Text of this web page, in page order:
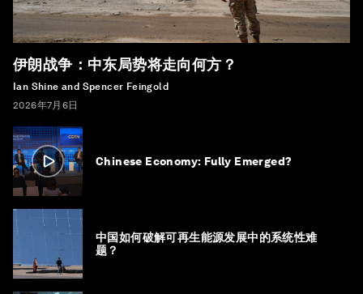
伊朗战争：中东局势将走向何方？
Ian Shine and Spencer Feingold
2026年7月6日
Chinese Economy: Fully Emerged?
中国如何破解可再生能源发展中的系统性难
题？